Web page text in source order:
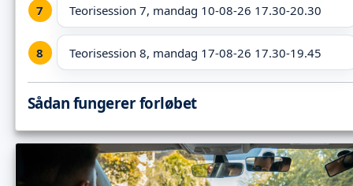
Teorisession 7, mandag 10-08-26 17.30-20.30
Teorisession 8, mandag 17-08-26 17.30-19.45
Sådan fungerer forløbet